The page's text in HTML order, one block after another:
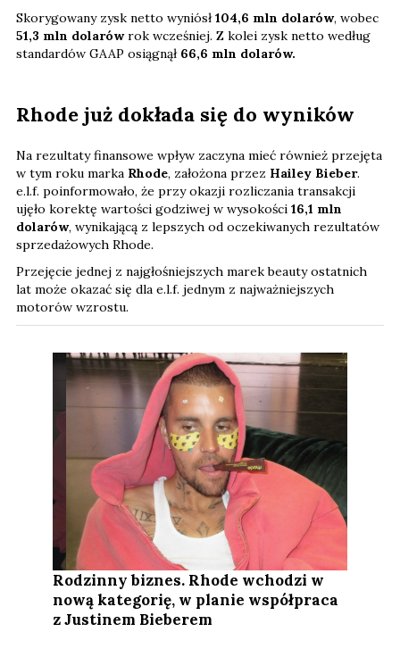
Skorygowany zysk netto wyniósł104,6 mln dolarów, wobec
51,3 mln dolarówrok wcześniej. Z kolei zysk netto według
standardów GAAP osiągnął 66,6 mln dolarów.
Rhode już dokłada się do wyników
Na rezultaty finansowe wpływ zaczyna mieć również przejęta
w tym roku marka Rhode, założona przez Hailey Bieber.
e.l.f. poinformowało, że przy okazji rozliczania transakcji
ujęło korektę wartości godziwej w wysokości 16,1 mln
dolarów, wynikającą z lepszych od oczekiwanych rezultatów
sprzedażowych Rhode.
Przejęcie jednej z najgłośniejszych marek beauty ostatnich
lat może okazać się dla e.l.f. jednym z najważniejszych
motorów wzrostu.
Rodzinny biznes. Rhode wchodzi w
nową kategorię, w planie współpraca
z Justinem Bieberem